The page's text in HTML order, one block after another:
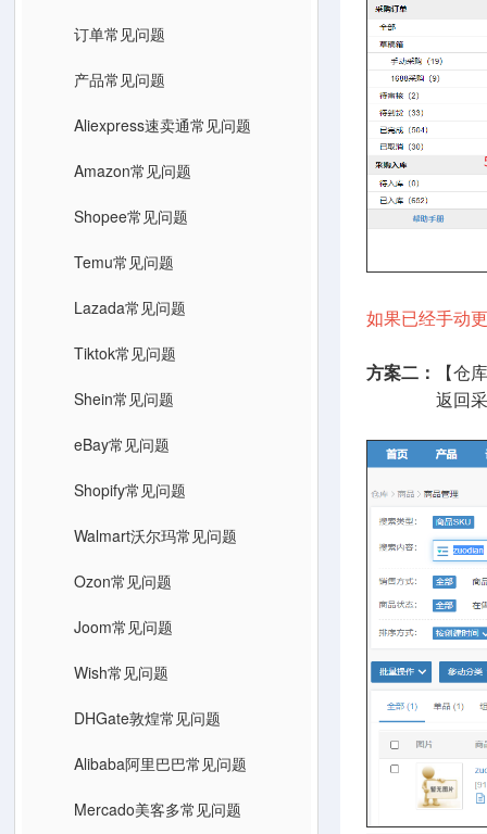
订单常见问题
产品常见问题
Aliexpress速卖通常见问题
Amazon常见问题
Shopee常见问题
Temu常见问题
Lazada常见问题
Tiktok常见问题
Shein常见问题
eBay常见问题
Shopify常见问题
Walmart沃尔玛常见问题
Ozon常见问题
Joom常见问题
Wish常见问题
DHGate敦煌常见问题
Alibaba阿里巴巴常见问题
Mercado美客多常见问题
如果已经手动
方案二：
【仓
返回采购建